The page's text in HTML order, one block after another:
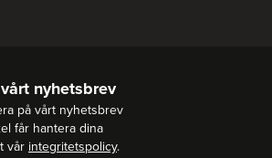
nyhetsbrev
på vårt nyhetsbrev
får hantera dina
vår integritetspolicy.